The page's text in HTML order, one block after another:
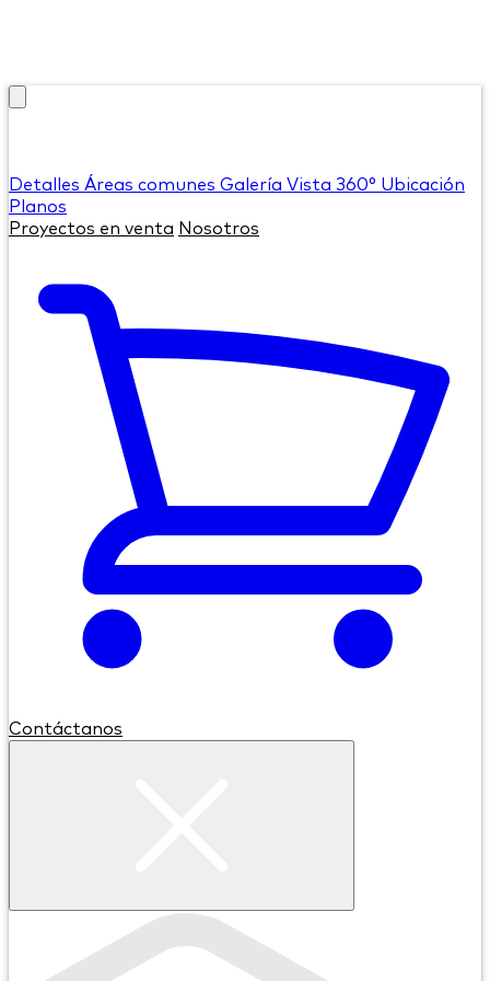
Detalles Áreas comunes Galería Vista 360° Ubicación
Planos
Proyectos en venta Nosotros
Contáctanos